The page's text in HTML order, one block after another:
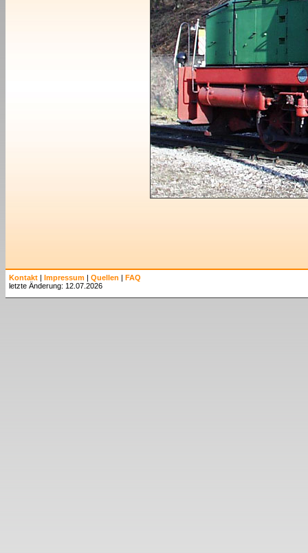
Kontakt | Impressum | Quellen | FAQ
letzte Änderung: 12.07.2026